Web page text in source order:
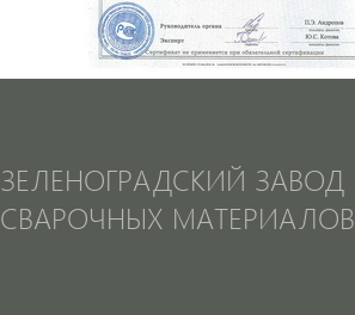
ЗЕЛЕНОГРАДСКИЙ ЗАВОД
СВАРОЧНЫХ МАТЕРИАЛОВ